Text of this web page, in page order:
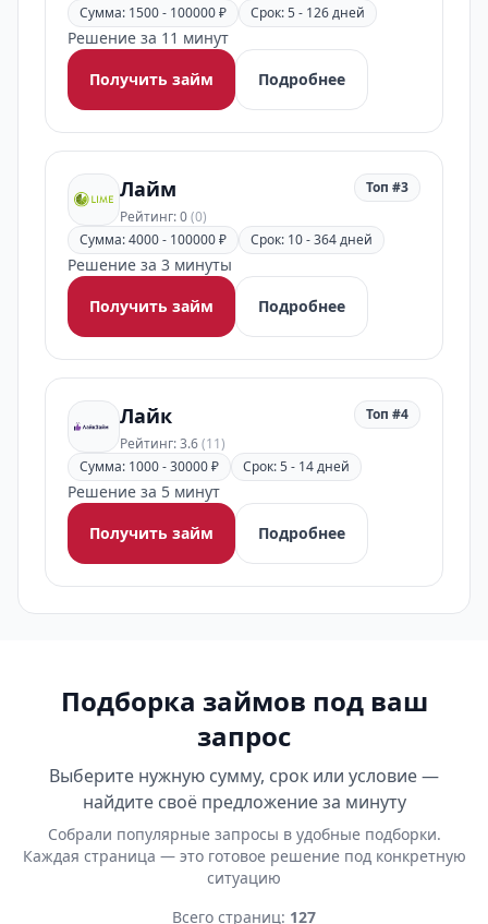
Сумма: 1500 - 100000 ₽ Срок: 5 - 126 дней
Решение за 11 минут
Получить займ
Подробнее
Лайм
Рейтинг: 0(0)
Топ #3
Сумма: 4000 - 100000 ₽ Срок: 10 - 364 дней
Решение за 3 минуты
Получить займ
Подробнее
Лайк
Рейтинг: 3.6(11)
Топ #4
Сумма: 1000 - 30000 ₽ Срок: 5 - 14 дней
Решение за 5 минут
Получить займ
Подробнее
Подборка займов под ваш
запрос
Выберите нужную сумму, срок или условие —
найдите своё предложение за минуту
Собрали популярные запросы в удобные подборки.
Каждая страница — это готовое решение под конкретную
ситуацию
Всего страниц: 127